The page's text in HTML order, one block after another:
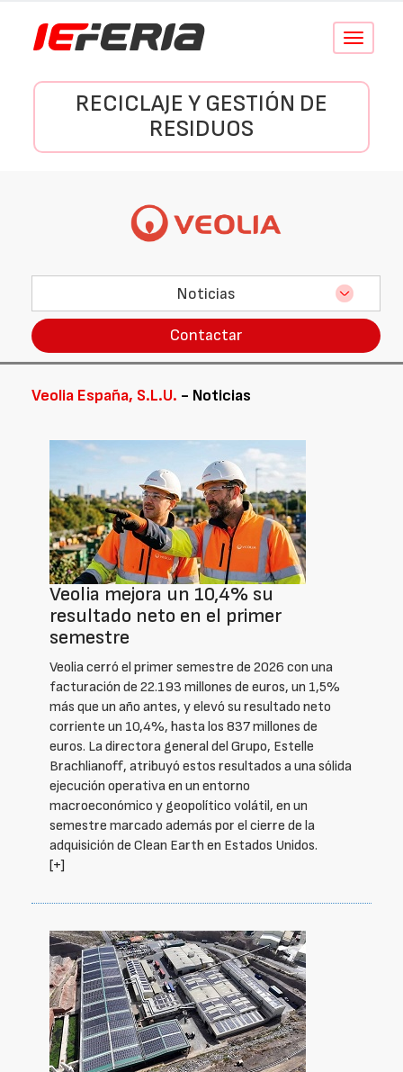
Conmutar
RECICLAJE Y GESTIÓN DE
RESIDUOS
Noticias
Contactar
Veolia España, S.L.U. - Noticias
Veolia mejora un 10,4% su
resultado neto en el primer
semestre
Veolia cerró el primer semestre de 2026 con una
facturación de 22.193 millones de euros, un 1,5%
más que un año antes, y elevó su resultado neto
corriente un 10,4%, hasta los 837 millones de
euros. La directora general del Grupo, Estelle
Brachlianoff, atribuyó estos resultados a una sólida
ejecución operativa en un entorno
macroeconómico y geopolítico volátil, en un
semestre marcado además por el cierre de la
adquisición de Clean Earth en Estados Unidos.
[+]